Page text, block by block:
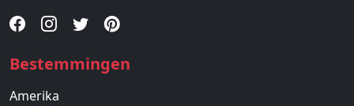
Bestemmingen
Amerika